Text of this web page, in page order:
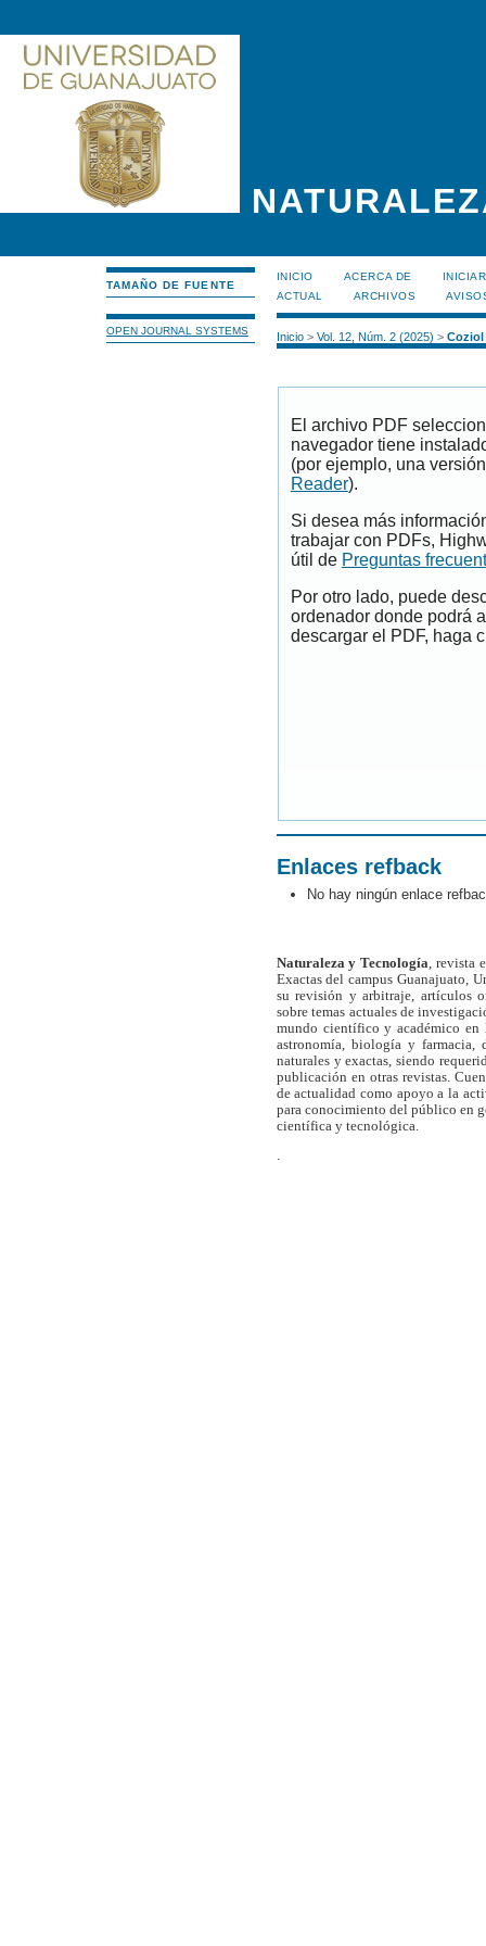
TAMAÑO DE FUENTE
OPEN JOURNAL SYSTEMS
INICIO ACERCA DE
ACTUAL
ARCHIVOS
Inicio> Vol. 12, Núm. 2 (2025) > Coziol
El archivo PDF
navegador tiene
(por ejemplo, una
Reader).
Si desea más
trabajar con PDFs,
útil de Preguntas
Por otro lado, puede
ordenador donde podrá
descargar el PDF, haga
Enlaces refback
No hay ningún enlace
Naturaleza y Tecnología, revista
Exactas del campus Guanajuato,
su revisión y arbitraje, artículos
sobre temas actuales de
mundo científico y académico en
astronomía, biología y farmacia,
naturales y exactas, siendo
publicación en otras revistas.
de actualidad como apoyo a la
para conocimiento del público en
científica y tecnológica.
.